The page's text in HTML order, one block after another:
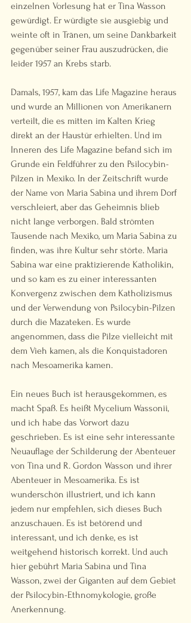
einzelnen Vorlesung hat er Tina Wasson
gewürdigt. Er würdigte sie ausgiebig und
weinte oft in Tränen, um seine Dankbarkeit
gegenüber seiner Frau auszudrücken, die
leider 1957 an Krebs starb.
Damals, 1957, kam das Life Magazine heraus
und wurde an Millionen von Amerikanern
verteilt, die es mitten im Kalten Krieg
direkt an der Haustür erhielten. Und im
Inneren des Life Magazine befand sich im
Grunde ein Feldführer zu den Psilocybin-
Pilzen in Mexiko. In der Zeitschrift wurde
der Name von Maria Sabina und ihrem Dorf
verschleiert, aber das Geheimnis blieb
nicht lange verborgen. Bald strömten
Tausende nach Mexiko, um Maria Sabina zu
finden, was ihre Kultur sehr störte. Maria
Sabina war eine praktizierende Katholikin,
und so kam es zu einer interessanten
Konvergenz zwischen dem Katholizismus
und der Verwendung von Psilocybin-Pilzen
durch die Mazateken. Es wurde
angenommen, dass die Pilze vielleicht mit
dem Vieh kamen, als die Konquistadoren
nach Mesoamerika kamen.
Ein neues Buch ist herausgekommen, es
macht Spaß. Es heißt Mycelium Wassonii,
und ich habe das Vorwort dazu
geschrieben. Es ist eine sehr interessante
Neuauflage der Schilderung der Abenteuer
von Tina und R. Gordon Wasson und ihrer
Abenteuer in Mesoamerika. Es ist
wunderschön illustriert, und ich kann
jedem nur empfehlen, sich dieses Buch
anzuschauen. Es ist betörend und
interessant, und ich denke, es ist
weitgehend historisch korrekt. Und auch
hier gebührt Maria Sabina und Tina
Wasson, zwei der Giganten auf dem Gebiet
der Psilocybin-Ethnomykologie, große
Anerkennung.